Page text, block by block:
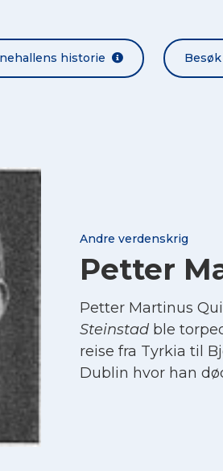
historie
Andre verdenskrig
Petter
Petter Martinus
Steinstadble
reise fra Tyrkia til
Dublin hvor han